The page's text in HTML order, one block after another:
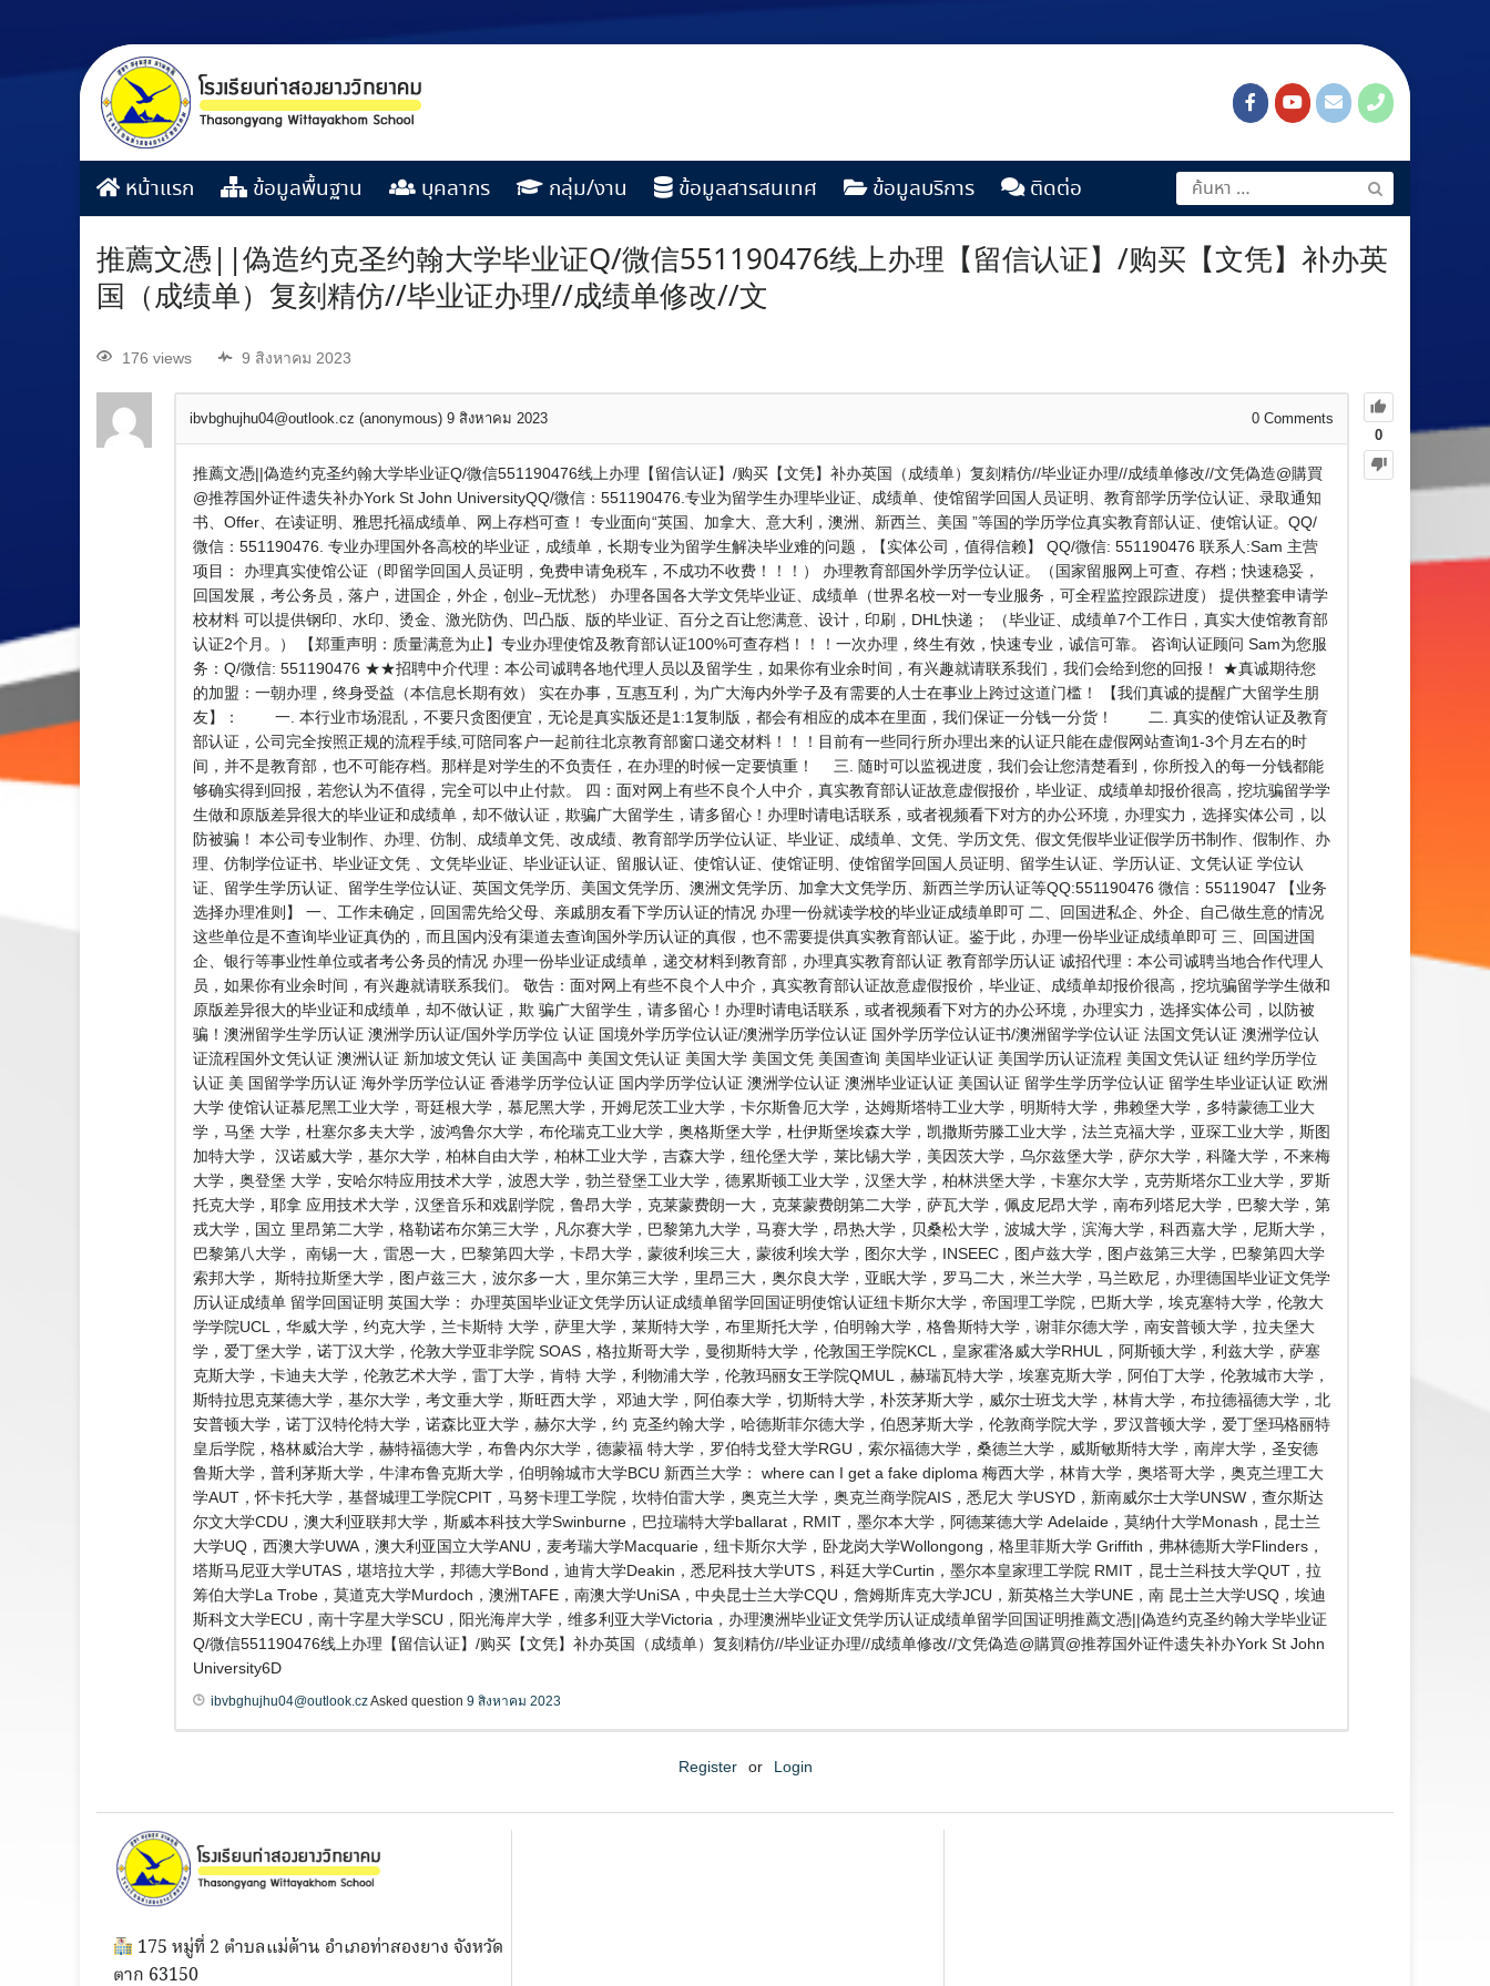
หน้าแรก ข้อมูลพื้นฐาน บุคลากร กลุ่ม/งาน ข้อมูลสารสนเทศ ข้อมูลบริการ ติดต่อ
推薦文憑||偽造约克圣约翰大学毕业证Q/微信551190476线上办理【留信认证】/购买【文凭】补办英
国（成绩单）复刻精仿//毕业证办理//成绩单修改//文
176 views 9 สิงหาคม 2023
0
ibvbghujhu04@outlook.cz (anonymous) 9 สิงหาคม 2023 0 Comments
推薦文憑||偽造约克圣约翰大学毕业证Q/微信551190476线上办理【留信认证】/购买【文凭】补办英国（成绩单）复刻精仿//毕业证办理//成绩单修改//文凭偽造@購買
@推荐国外证件遗失补办York St John UniversityQQ/微信：551190476.专业为留学生办理毕业证、成绩单、使馆留学回国人员证明、教育部学历学位认证、录取通知
书、Offer、在读证明、雅思托福成绩单、网上存档可查！ 专业面向“英国、加拿大、意大利，澳洲、新西兰、美国 ”等国的学历学位真实教育部认证、使馆认证。QQ/
微信：551190476. 专业办理国外各高校的毕业证，成绩单，长期专业为留学生解决毕业难的问题，【实体公司，值得信赖】 QQ/微信: 551190476 联系人:Sam 主营
项目： 办理真实使馆公证（即留学回国人员证明，免费申请免税车，不成功不收费！！！） 办理教育部国外学历学位认证。（国家留服网上可查、存档；快速稳妥，
回国发展，考公务员，落户，进国企，外企，创业–无忧愁） 办理各国各大学文凭毕业证、成绩单（世界名校一对一专业服务，可全程监控跟踪进度） 提供整套申请学
校材料 可以提供钢印、水印、烫金、激光防伪、凹凸版、版的毕业证、百分之百让您满意、设计，印刷，DHL快递； （毕业证、成绩单7个工作日，真实大使馆教育部
认证2个月。） 【郑重声明：质量满意为止】专业办理使馆及教育部认证100%可查存档！！！一次办理，终生有效，快速专业，诚信可靠。 咨询认证顾问 Sam为您服
务：Q/微信: 551190476 ★★招聘中介代理：本公司诚聘各地代理人员以及留学生，如果你有业余时间，有兴趣就请联系我们，我们会给到您的回报！ ★真诚期待您
的加盟：一朝办理，终身受益（本信息长期有效） 实在办事，互惠互利，为广大海内外学子及有需要的人士在事业上跨过这道门槛！ 【我们真诚的提醒广大留学生朋
友】： 一. 本行业市场混乱，不要只贪图便宜，无论是真实版还是1:1复制版，都会有相应的成本在里面，我们保证一分钱一分货！ 二. 真实的使馆认证及教育
部认证，公司完全按照正规的流程手续,可陪同客户一起前往北京教育部窗口递交材料！！！目前有一些同行所办理出来的认证只能在虚假网站查询1-3个月左右的时
间，并不是教育部，也不可能存档。那样是对学生的不负责任，在办理的时候一定要慎重！ 三. 随时可以监视进度，我们会让您清楚看到，你所投入的每一分钱都能
够确实得到回报，若您认为不值得，完全可以中止付款。 四：面对网上有些不良个人中介，真实教育部认证故意虚假报价，毕业证、成绩单却报价很高，挖坑骗留学学
生做和原版差异很大的毕业证和成绩单，却不做认证，欺骗广大留学生，请多留心！办理时请电话联系，或者视频看下对方的办公环境，办理实力，选择实体公司，以
防被骗！ 本公司专业制作、办理、仿制、成绩单文凭、改成绩、教育部学历学位认证、毕业证、成绩单、文凭、学历文凭、假文凭假毕业证假学历书制作、假制作、办
理、仿制学位证书、毕业证文凭 、文凭毕业证、毕业证认证、留服认证、使馆认证、使馆证明、使馆留学回国人员证明、留学生认证、学历认证、文凭认证 学位认
证、留学生学历认证、留学生学位认证、英国文凭学历、美国文凭学历、澳洲文凭学历、加拿大文凭学历、新西兰学历认证等QQ:551190476 微信：55119047 【业务
选择办理准则】 一、工作未确定，回国需先给父母、亲戚朋友看下学历认证的情况 办理一份就读学校的毕业证成绩单即可 二、回国进私企、外企、自己做生意的情况
这些单位是不查询毕业证真伪的，而且国内没有渠道去查询国外学历认证的真假，也不需要提供真实教育部认证。鉴于此，办理一份毕业证成绩单即可 三、回国进国
企、银行等事业性单位或者考公务员的情况 办理一份毕业证成绩单，递交材料到教育部，办理真实教育部认证 教育部学历认证 诚招代理：本公司诚聘当地合作代理人
员，如果你有业余时间，有兴趣就请联系我们。 敬告：面对网上有些不良个人中介，真实教育部认证故意虚假报价，毕业证、成绩单却报价很高，挖坑骗留学学生做和
原版差异很大的毕业证和成绩单，却不做认证，欺 骗广大留学生，请多留心！办理时请电话联系，或者视频看下对方的办公环境，办理实力，选择实体公司，以防被
骗！澳洲留学生学历认证 澳洲学历认证/国外学历学位 认证 国境外学历学位认证/澳洲学历学位认证 国外学历学位认证书/澳洲留学学位认证 法国文凭认证 澳洲学位认
证流程国外文凭认证 澳洲认证 新加坡文凭认 证 美国高中 美国文凭认证 美国大学 美国文凭 美国查询 美国毕业证认证 美国学历认证流程 美国文凭认证 纽约学历学位
认证 美 国留学学历认证 海外学历学位认证 香港学历学位认证 国内学历学位认证 澳洲学位认证 澳洲毕业证认证 美国认证 留学生学历学位认证 留学生毕业证认证 欧洲
大学 使馆认证慕尼黑工业大学，哥廷根大学，慕尼黑大学，开姆尼茨工业大学，卡尔斯鲁厄大学，达姆斯塔特工业大学，明斯特大学，弗赖堡大学，多特蒙德工业大
学，马堡 大学，杜塞尔多夫大学，波鸿鲁尔大学，布伦瑞克工业大学，奥格斯堡大学，杜伊斯堡埃森大学，凯撒斯劳滕工业大学，法兰克福大学，亚琛工业大学，斯图
加特大学， 汉诺威大学，基尔大学，柏林自由大学，柏林工业大学，吉森大学，纽伦堡大学，莱比锡大学，美因茨大学，乌尔兹堡大学，萨尔大学，科隆大学，不来梅
大学，奥登堡 大学，安哈尔特应用技术大学，波恩大学，勃兰登堡工业大学，德累斯顿工业大学，汉堡大学，柏林洪堡大学，卡塞尔大学，克劳斯塔尔工业大学，罗斯
托克大学，耶拿 应用技术大学，汉堡音乐和戏剧学院，鲁昂大学，克莱蒙费朗一大，克莱蒙费朗第二大学，萨瓦大学，佩皮尼昂大学，南布列塔尼大学，巴黎大学，第
戎大学，国立 里昂第二大学，格勒诺布尔第三大学，凡尔赛大学，巴黎第九大学，马赛大学，昂热大学，贝桑松大学，波城大学，滨海大学，科西嘉大学，尼斯大学，
巴黎第八大学， 南锡一大，雷恩一大，巴黎第四大学，卡昂大学，蒙彼利埃三大，蒙彼利埃大学，图尔大学，INSEEC，图卢兹大学，图卢兹第三大学，巴黎第四大学
索邦大学， 斯特拉斯堡大学，图卢兹三大，波尔多一大，里尔第三大学，里昂三大，奥尔良大学，亚眠大学，罗马二大，米兰大学，马兰欧尼，办理德国毕业证文凭学
历认证成绩单 留学回国证明 英国大学： 办理英国毕业证文凭学历认证成绩单留学回国证明使馆认证纽卡斯尔大学，帝国理工学院，巴斯大学，埃克塞特大学，伦敦大
学学院UCL，华威大学，约克大学，兰卡斯特 大学，萨里大学，莱斯特大学，布里斯托大学，伯明翰大学，格鲁斯特大学，谢菲尔德大学，南安普顿大学，拉夫堡大
学，爱丁堡大学，诺丁汉大学，伦敦大学亚非学院 SOAS，格拉斯哥大学，曼彻斯特大学，伦敦国王学院KCL，皇家霍洛威大学RHUL，阿斯顿大学，利兹大学，萨塞
克斯大学，卡迪夫大学，伦敦艺术大学，雷丁大学，肯特 大学，利物浦大学，伦敦玛丽女王学院QMUL，赫瑞瓦特大学，埃塞克斯大学，阿伯丁大学，伦敦城市大学，
斯特拉思克莱德大学，基尔大学，考文垂大学，斯旺西大学， 邓迪大学，阿伯泰大学，切斯特大学，朴茨茅斯大学，威尔士班戈大学，林肯大学，布拉德福德大学，北
安普顿大学，诺丁汉特伦特大学，诺森比亚大学，赫尔大学，约 克圣约翰大学，哈德斯菲尔德大学，伯恩茅斯大学，伦敦商学院大学，罗汉普顿大学，爱丁堡玛格丽特
皇后学院，格林威治大学，赫特福德大学，布鲁内尔大学，德蒙福 特大学，罗伯特戈登大学RGU，索尔福德大学，桑德兰大学，威斯敏斯特大学，南岸大学，圣安德
鲁斯大学，普利茅斯大学，牛津布鲁克斯大学，伯明翰城市大学BCU 新西兰大学： where can I get a fake diploma 梅西大学，林肯大学，奥塔哥大学，奥克兰理工大
学AUT，怀卡托大学，基督城理工学院CPIT，马努卡理工学院，坎特伯雷大学，奥克兰大学，奥克兰商学院AIS，悉尼大 学USYD，新南威尔士大学UNSW，查尔斯达
尔文大学CDU，澳大利亚联邦大学，斯威本科技大学Swinburne，巴拉瑞特大学ballarat，RMIT，墨尔本大学，阿德莱德大学 Adelaide，莫纳什大学Monash，昆士兰
大学UQ，西澳大学UWA，澳大利亚国立大学ANU，麦考瑞大学Macquarie，纽卡斯尔大学，卧龙岗大学Wollongong，格里菲斯大学 Griffith，弗林德斯大学Flinders，
塔斯马尼亚大学UTAS，堪培拉大学，邦德大学Bond，迪肯大学Deakin，悉尼科技大学UTS，科廷大学Curtin，墨尔本皇家理工学院 RMIT，昆士兰科技大学QUT，拉
筹伯大学La Trobe，莫道克大学Murdoch，澳洲TAFE，南澳大学UniSA，中央昆士兰大学CQU，詹姆斯库克大学JCU，新英格兰大学UNE，南 昆士兰大学USQ，埃迪
斯科文大学ECU，南十字星大学SCU，阳光海岸大学，维多利亚大学Victoria，办理澳洲毕业证文凭学历认证成绩单留学回国证明推薦文憑||偽造约克圣约翰大学毕业证
Q/微信551190476线上办理【留信认证】/购买【文凭】补办英国（成绩单）复刻精仿//毕业证办理//成绩单修改//文凭偽造@購買@推荐国外证件遗失补办York St John
University6D
ibvbghujhu04@outlook.czAsked question 9 สิงหาคม 2023
Register or Login
175 หมู่ที่ 2 ตำบลแม่ต้าน อำเภอท่าสองยาง จังหวัด
ตาก 63150